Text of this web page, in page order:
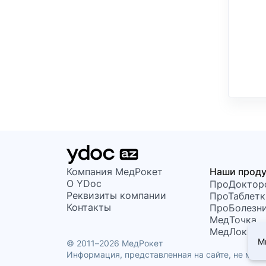
Компания МедРокет
О YDoc
Реквизиты компании
Контакты
Наши
МедТочка
МедЛок
© 2011–2026 МедРокет
Информация, представленная на сайте, не